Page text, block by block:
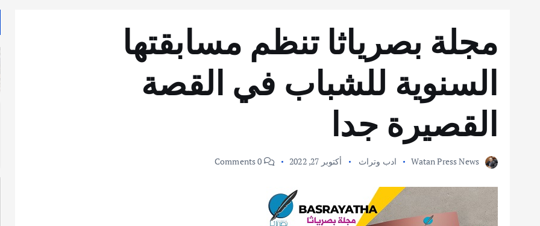
مجلة بصرياثا تنظم مسابقتها
السنوية للشباب في القصة
القصيرة جدا
Watan Press News ادب وتراث أكتوبر 27, 2022